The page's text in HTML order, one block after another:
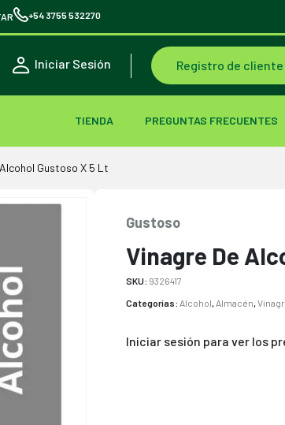
+54 3755 532270
Iniciar Sesión Registro de cliente
TIENDA PREGUNTAS FRECUENTES
Gustoso X 5 Lt
Gustoso
Vinagre De
SKU: 9326417
Categorías: Alcohol, Almacén,
Iniciar sesión para ver los